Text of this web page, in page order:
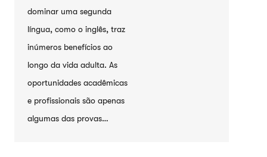
dominar uma segunda
língua, como o inglês, traz
inúmeros benefícios ao
longo da vida adulta. As
oportunidades acadêmicas
e profissionais são apenas
algumas das provas…